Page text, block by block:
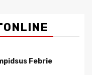
Febrie